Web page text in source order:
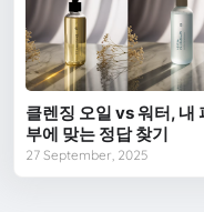
클렌징 오일 vs 워터, 내
부에 맞는 정답 찾기
27 September, 2025